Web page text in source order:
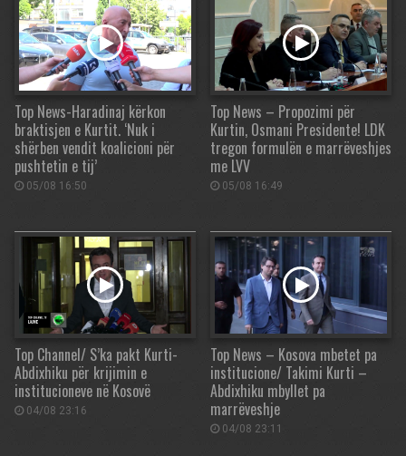
Top News-Haradinaj kërkon
braktisjen e Kurtit. ‘Nuk i
shërben vendit koalicioni për
pushtetin e tij’
05/08 16:50
Top News – Propozimi për
Kurtin, Osmani Presidente! LDK
tregon formulën e marrëveshjes
me LVV
05/08 16:49
Top Channel/ S’ka pakt Kurti-
Abdixhiku për krijimin e
institucioneve në Kosovë
04/08 23:16
Top News – Kosova mbetet pa
institucione/ Takimi Kurti –
Abdixhiku mbyllet pa
marrëveshje
04/08 23:11